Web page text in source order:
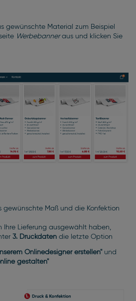
gewünschte Material zum Beispiel
Werbebanneraus und klicken Sie
gewünschte Maß und die Konfektion
Ihre Lieferung ausgewählt haben,
3. Druckdaten die letzte Option
Onlinedesigner erstellen" und
gestalten"